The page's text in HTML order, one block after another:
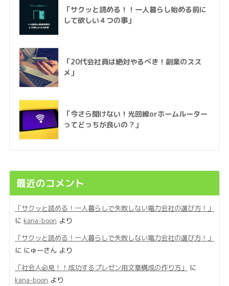
「サクッと読める！！一人暮らし始める前に
して欲しい４つの事」
「20代会社員は絶対やるべき！副業のスス
メ」
「今さら聞けない！光回線orホームルーター
ってどっちが良いの？」
最近のコメント
「サクッと読める！一人暮らしで失敗しない電力会社の選び方！」
に kana-boon より
「サクッと読める！一人暮らしで失敗しない電力会社の選び方！」
に にゅーさんより
「社会人必見！！成功するプレゼン用文章構成の作り方」
に
kana-boon より